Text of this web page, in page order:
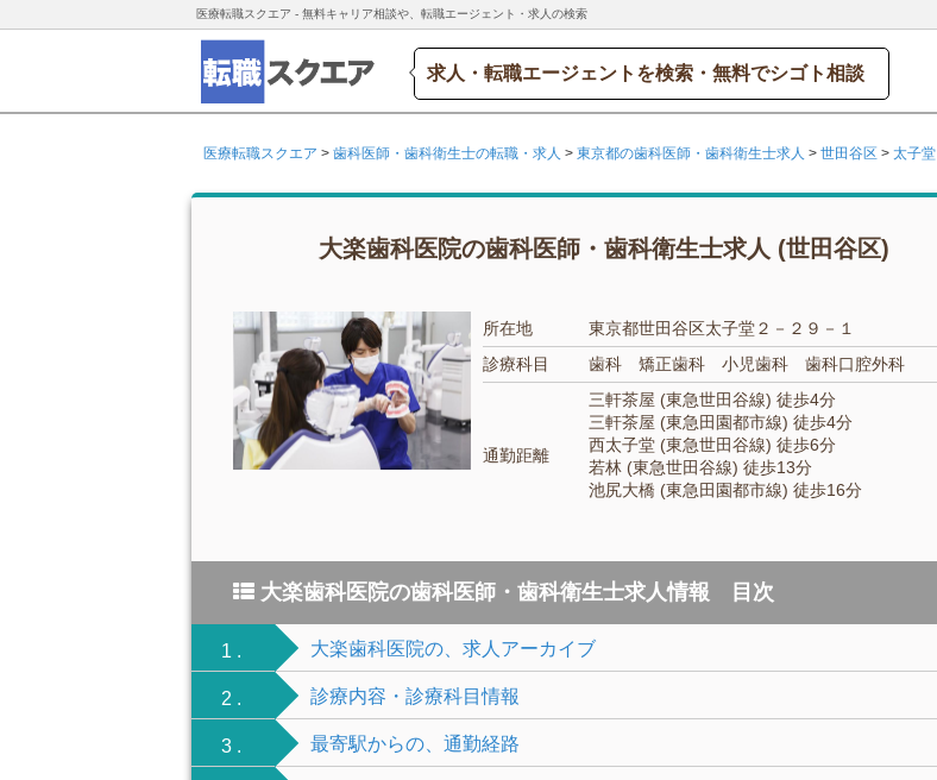
医療転職スクエア - 無料キャリア相談や、転職エージェント・求人の検索
求人・転職エージェントを検索・無料でシゴト相談
医療転職スクエア > 歯科医師・歯科衛生士の転職・求人 > 東京都の歯科医師・歯科衛生士求人 > 世田谷区 > 太子堂
大楽歯科医院の歯科医師・歯科衛生士求人 (世田谷区)
所在地
東京都世田谷区太子堂２－２９－１
診療科目
歯科 矯正歯科 小児歯科 歯科口腔外科
通勤距離
三軒茶屋 (東急世田谷線) 徒歩4分
三軒茶屋 (東急田園都市線) 徒歩4分
西太子堂 (東急世田谷線) 徒歩6分
若林 (東急世田谷線) 徒歩13分
池尻大橋 (東急田園都市線) 徒歩16分
大楽歯科医院の歯科医師・歯科衛生士求人情報 目次
1 . 大楽歯科医院の、求人アーカイブ
2 . 診療内容・診療科目情報
3 . 最寄駅からの、通勤経路